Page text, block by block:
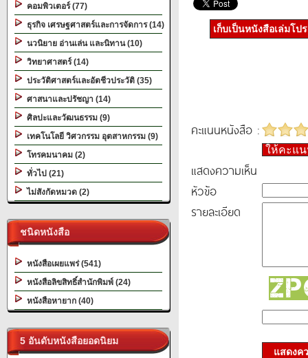
คอมพิวเตอร์ (77)
ธุรกิจ เศรษฐศาสตร์และการจัดการ (14)
นวนิยาย อ่านเล่น และนิทาน (10)
วิทยาศาสตร์ (14)
ประวัติศาสตร์และอัตชีวประวัติ (35)
ศาสนาและปรัชญา (14)
ศิลปะและวัฒนธรรม (9)
เทคโนโลยี วิศวกรรม อุตสาหกรรม (9)
โทรคมนาคม (2)
ทั่วไป (21)
ไม่สังกัดหมวด (2)
ชนิดหนังสือ
หนังสือเผยแพร่ (541)
หนังสือลิขสิทธิ์สำนักพิมพ์ (24)
หนังสือหายาก (40)
5 อันดับหนังสือยอดนิยม
เก็บเป็นหนังสือเล่มโป
คะแนนหนังสือ :
ให้คะแ
แสดงความเห็น
หัวข้อ
รายละเอียด
แสดงค